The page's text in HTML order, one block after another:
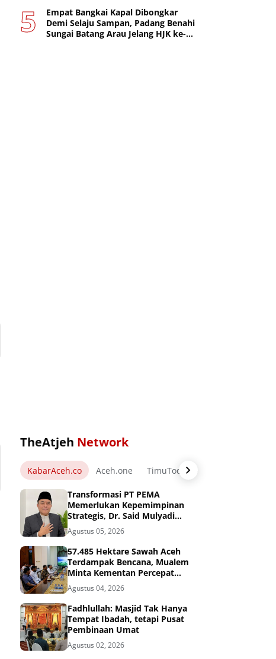
Empat Bangkai Kapal Dibongkar
Demi Selaju Sampan, Padang Benahi
Sungai Batang Arau Jelang HJK ke-
TheAtjeh Network
KabarAceh.co Aceh.one TimuToday.com
Transformasi PT PEMA
Memerlukan Kepemimpinan
Strategis, Dr. Said Mulyadi
Dinilai Memenuhi Kriteria
Agustus 05, 2026
57.485 Hektare Sawah Aceh
Terdampak Bencana, Mualem
Minta Kementan Percepat
Pemulihan
Agustus 04, 2026
Fadhlullah: Masjid Tak Hanya
Tempat Ibadah, tetapi Pusat
Pembinaan Umat
Agustus 02, 2026